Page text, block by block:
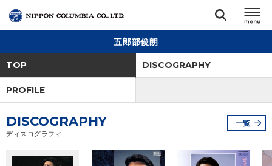
アーティスト
ジャンル
五郎部俊朗
TOP DISCOGRAPHY
PROFILE
DISCOGRAPHY
ディスコグラフィ
一覧